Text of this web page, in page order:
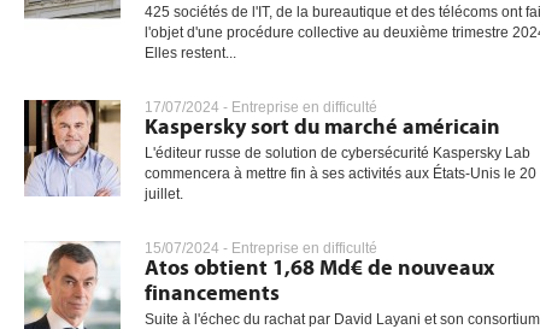
425 sociétés de l'IT, de la bureautique et des télécoms ont
l'objet d'une procédure collective au deuxième trimestre
Elles restent...
17/07/2024 - Entreprise en difficulté
Kaspersky sort du marché américain
L'éditeur russe de solution de cybersécurité Kaspersky Lab
commencera à mettre fin à ses activités aux États-Unis le 20
juillet.
15/07/2024 - Entreprise en difficulté
Atos obtient 1,68 Md€ de nouveaux
financements
Suite à l'échec du rachat par David Layani et son consortium